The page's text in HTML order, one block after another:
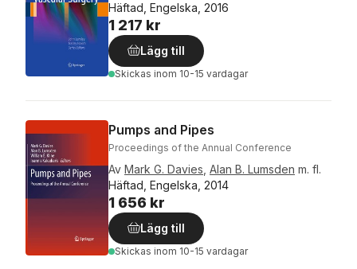
Häftad, Engelska, 2016
1 217 kr
Lägg till
Skickas inom 10-15 vardagar
Pumps and Pipes
Proceedings of the Annual Conference
Av Mark G. Davies Alan B. Lumsden m. fl.
Häftad, Engelska, 2014
1 656 kr
Lägg till
Skickas inom 10-15 vardagar